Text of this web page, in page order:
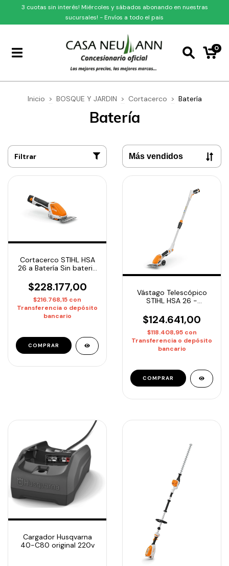
3 cuotas sin interés! Miércoles y sábados abonando en nuestras
sucursales! - Envíos a todo el pais
0
Inicio > BOSQUE Y JARDIN > Cortacerco > Batería
Batería
Filtrar
Cortacerco STIHL HSA
26 a Batería Sin bateria
$228.177,00
$216.768,15 con
Transferencia o depósito
bancario
Vástago Telescópico
STIHL HSA 26 -
Entrega Inmediata
$124.641,00
$118.408,95 con
Transferencia o depósito
bancario
Cargador Husqvarna
40-C80 original 220v